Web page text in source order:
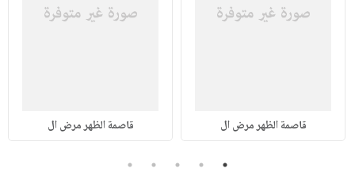
قاصمة الظهر مرض ال قاصمة الظهر مرض ال
1
2
3
4
5